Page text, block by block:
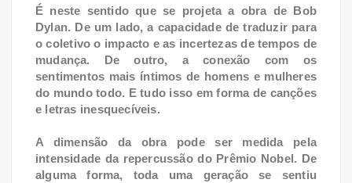
É neste sentido que se projeta a obra de Bob
Dylan. De um lado, a capacidade de traduzir para
o coletivo o impacto e as incertezas de tempos de
mudança. De outro, a conexão com os
sentimentos mais íntimos de homens e mulheres
do mundo todo. E tudo isso em forma de canções
e letras inesquecíveis.
A dimensão da obra pode ser medida pela
intensidade da repercussão do Prêmio Nobel. De
alguma forma, toda uma geração se sentiu